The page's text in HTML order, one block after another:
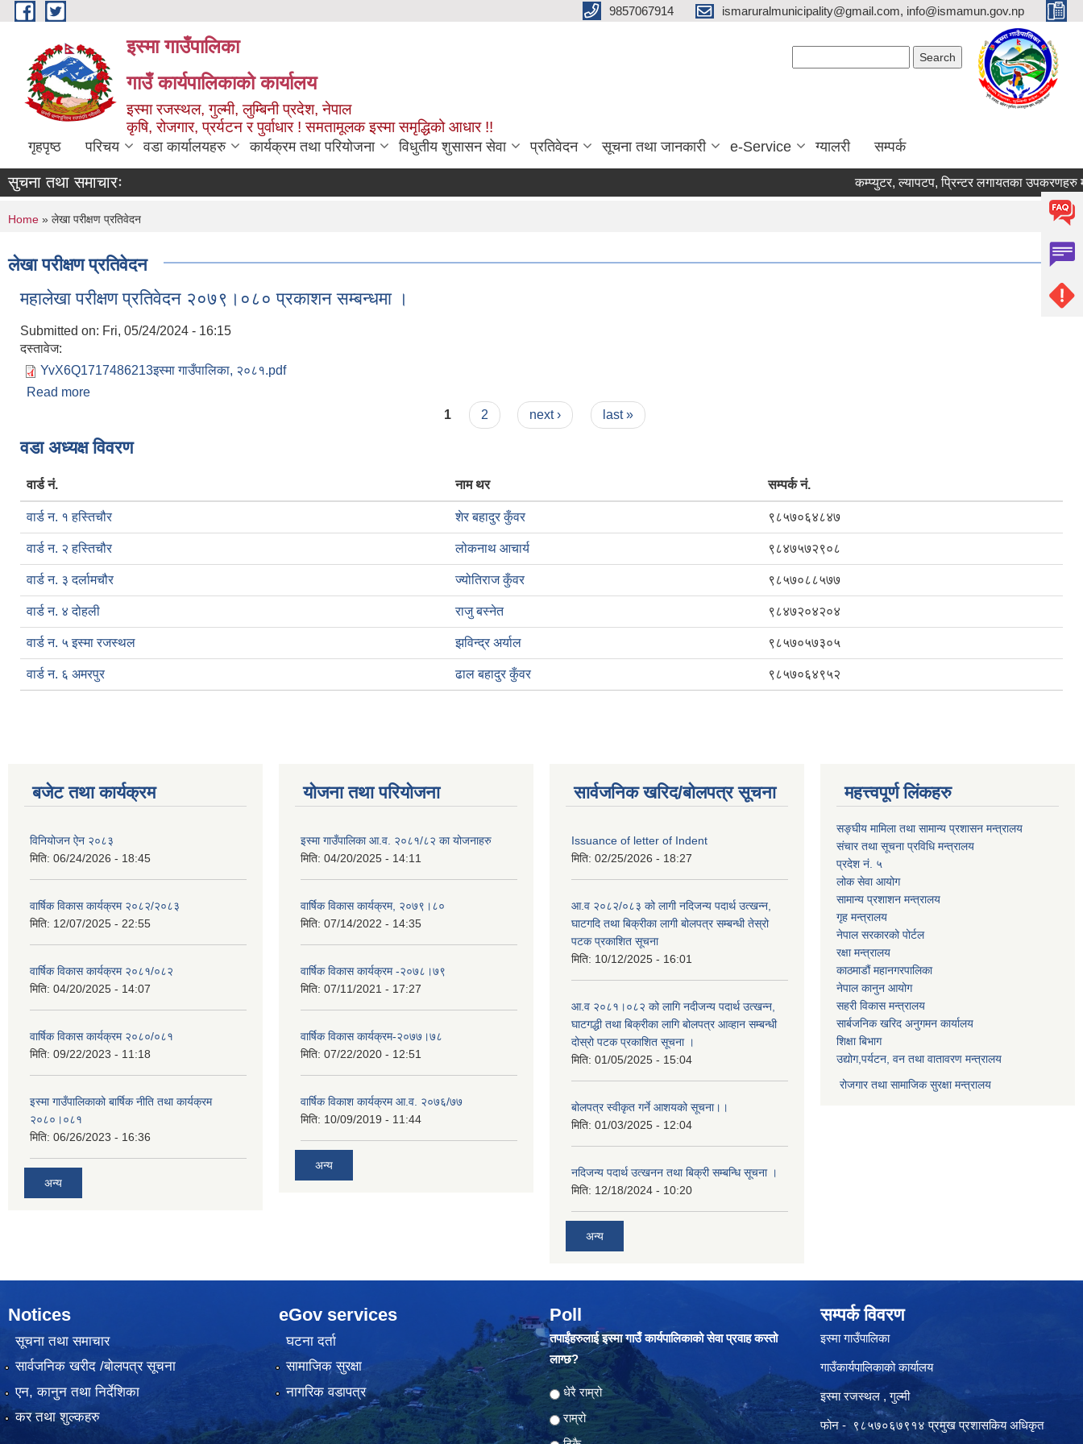
Skip to main content 9857067914 ismaruralmunicipality@gmail.com, info@ismamun.gov.np
इस्मा गाउँपालिका
गाउँ कार्यपालिकाको कार्यालय
इस्मा रजस्थल, गुल्मी, लुम्बिनी प्रदेश, नेपाल
कृषि, रोजगार, प्रर्यटन र पुर्वाधार ! समतामूलक इस्मा समृद्धिको आधार !!
गृहपृष्ठ परिचय वडा कार्यालयहरु कार्यक्रम तथा परियोजना विधुतीय शुसासन सेवा प्रतिवेदन सूचना तथा जानकारी e-Service ग्यालरी सम्पर्क
सुचना तथा समाचारः कम्प्युटर, ल्यापटप, प्रिन्टर लगायतका उपकरणहरु मर्मत
You are here
Home » लेखा परीक्षण प्रतिवेदन
लेखा परीक्षण प्रतिवेदन
महालेखा परीक्षण प्रतिवेदन २०७९।०८० प्रकाशन सम्बन्धमा ।
Submitted on: Fri, 05/24/2024 - 16:15
दस्तावेज:
YvX6Q1717486213इस्मा गाउँपालिका, २०८१.pdf
Read more
1 2 next › last »
वडा अध्यक्ष विवरण
वार्ड नं. नाम थर सम्पर्क नं.
वार्ड न. १ हस्तिचौर शेर बहादुर कुँवर ९८५७०६४८४७
वार्ड न. २ हस्तिचौर लोकनाथ आचार्य ९८४७५७२९०८
वार्ड न. ३ दर्लामचौर ज्योतिराज कुँवर ९८५७०८८५७७
वार्ड न. ४ दोहली राजु बस्नेत ९८४७२०४२०४
वार्ड न. ५ इस्मा रजस्थल झविन्द्र अर्याल ९८५७०५७३०५
वार्ड न. ६ अमरपुर ढाल बहादुर कुँवर ९८५७०६४९५२
बजेट तथा कार्यक्रम
विनियोजन ऐन २०८३
मिति: 06/24/2026 - 18:45
वार्षिक विकास कार्यक्रम २०८२/२०८३
मिति: 12/07/2025 - 22:55
वार्षिक विकास कार्यक्रम २०८१/०८२
मिति: 04/20/2025 - 14:07
वार्षिक विकास कार्यक्रम २०८०/०८१
मिति: 09/22/2023 - 11:18
इस्मा गाउँपालिकाको बार्षिक नीति तथा कार्यक्रम
२०८०।०८१
मिति: 06/26/2023 - 16:36
अन्य
योजना तथा परियोजना
इस्मा गाउँपालिका आ.व. २०८१/८२ का योजनाहरु
मिति: 04/20/2025 - 14:11
वार्षिक विकास कार्यक्रम, २०७९।८०
मिति: 07/14/2022 - 14:35
वार्षिक विकास कार्यक्रम -२०७८।७९
मिति: 07/11/2021 - 17:27
वार्षिक विकास कार्यक्रम-२०७७।७८
मिति: 07/22/2020 - 12:51
वार्षिक विकाश कार्यक्रम आ.व. २०७६/७७
मिति: 10/09/2019 - 11:44
अन्य
सार्वजनिक खरिद/बोलपत्र सूचना
Issuance of letter of Indent
मिति: 02/25/2026 - 18:27
आ.व २०८२/०८३ को लागी नदिजन्य पदार्थ उत्खन्न,
घाटगदि तथा बिक्रीका लागी बोलपत्र सम्बन्धी तेस्रो
पटक प्रकाशित सूचना
मिति: 10/12/2025 - 16:01
आ.व २०८१।०८२ को लागि नदीजन्य पदार्थ उत्खन्न,
घाटगद्धी तथा बिक्रीका लागि बोलपत्र आव्हान सम्बन्धी
दोस्रो पटक प्रकाशित सूचना ।
मिति: 01/05/2025 - 15:04
बोलपत्र स्वीकृत गर्ने आशयको सूचना।।
मिति: 01/03/2025 - 12:04
नदिजन्य पदार्थ उत्खनन तथा बिक्री सम्बन्धि सूचना ।
मिति: 12/18/2024 - 10:20
अन्य
महत्त्वपूर्ण लिंकहरु
सङ्घीय मामिला तथा सामान्य प्रशासन मन्त्रालय
संचार तथा सूचना प्रविधि मन्त्रालय
प्रदेश नं. ५
लोक सेवा आयोग
सामान्य प्रशाशन मन्त्रालय
गृह मन्त्रालय
नेपाल सरकारको पोर्टल
रक्षा मन्त्रालय
काठमाडौं महानगरपालिका
नेपाल कानुन आयोग
सहरी विकास मन्त्रालय
सार्बजनिक खरिद अनुगमन कार्यालय
शिक्षा बिभाग
उद्योग,पर्यटन, वन तथा वातावरण मन्त्रालय
रोजगार तथा सामाजिक सुरक्षा मन्त्रालय
Notices
सूचना तथा समाचार
सार्वजनिक खरीद /बोलपत्र सूचना
एन, कानुन तथा निर्देशिका
कर तथा शुल्कहरु
eGov services
घटना दर्ता
सामाजिक सुरक्षा
नागरिक वडापत्र
Poll
तपाईंहरुलाई इस्मा गाउँ कार्यपालिकाको सेवा प्रवाह कस्तो
लाग्छ?
Choices
धेरै राम्रो
राम्रो
सम्पर्क विवरण
इस्मा गाउँपालिका
गाउँकार्यपालिकाको कार्यालय
इस्मा रजस्थल , गुल्मी
फोन - ९८५७०६७९१४ प्रमुख प्रशासकिय अधिकृत